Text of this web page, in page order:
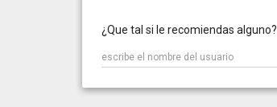
¿Que tal si le recomiendas alguno?